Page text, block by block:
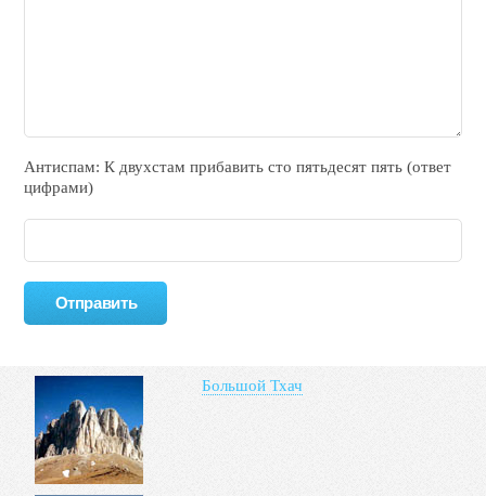
Антиспам: К двухcтам прибавить cто пятьдecят пять (ответ
цифрами)
Большой Тхач